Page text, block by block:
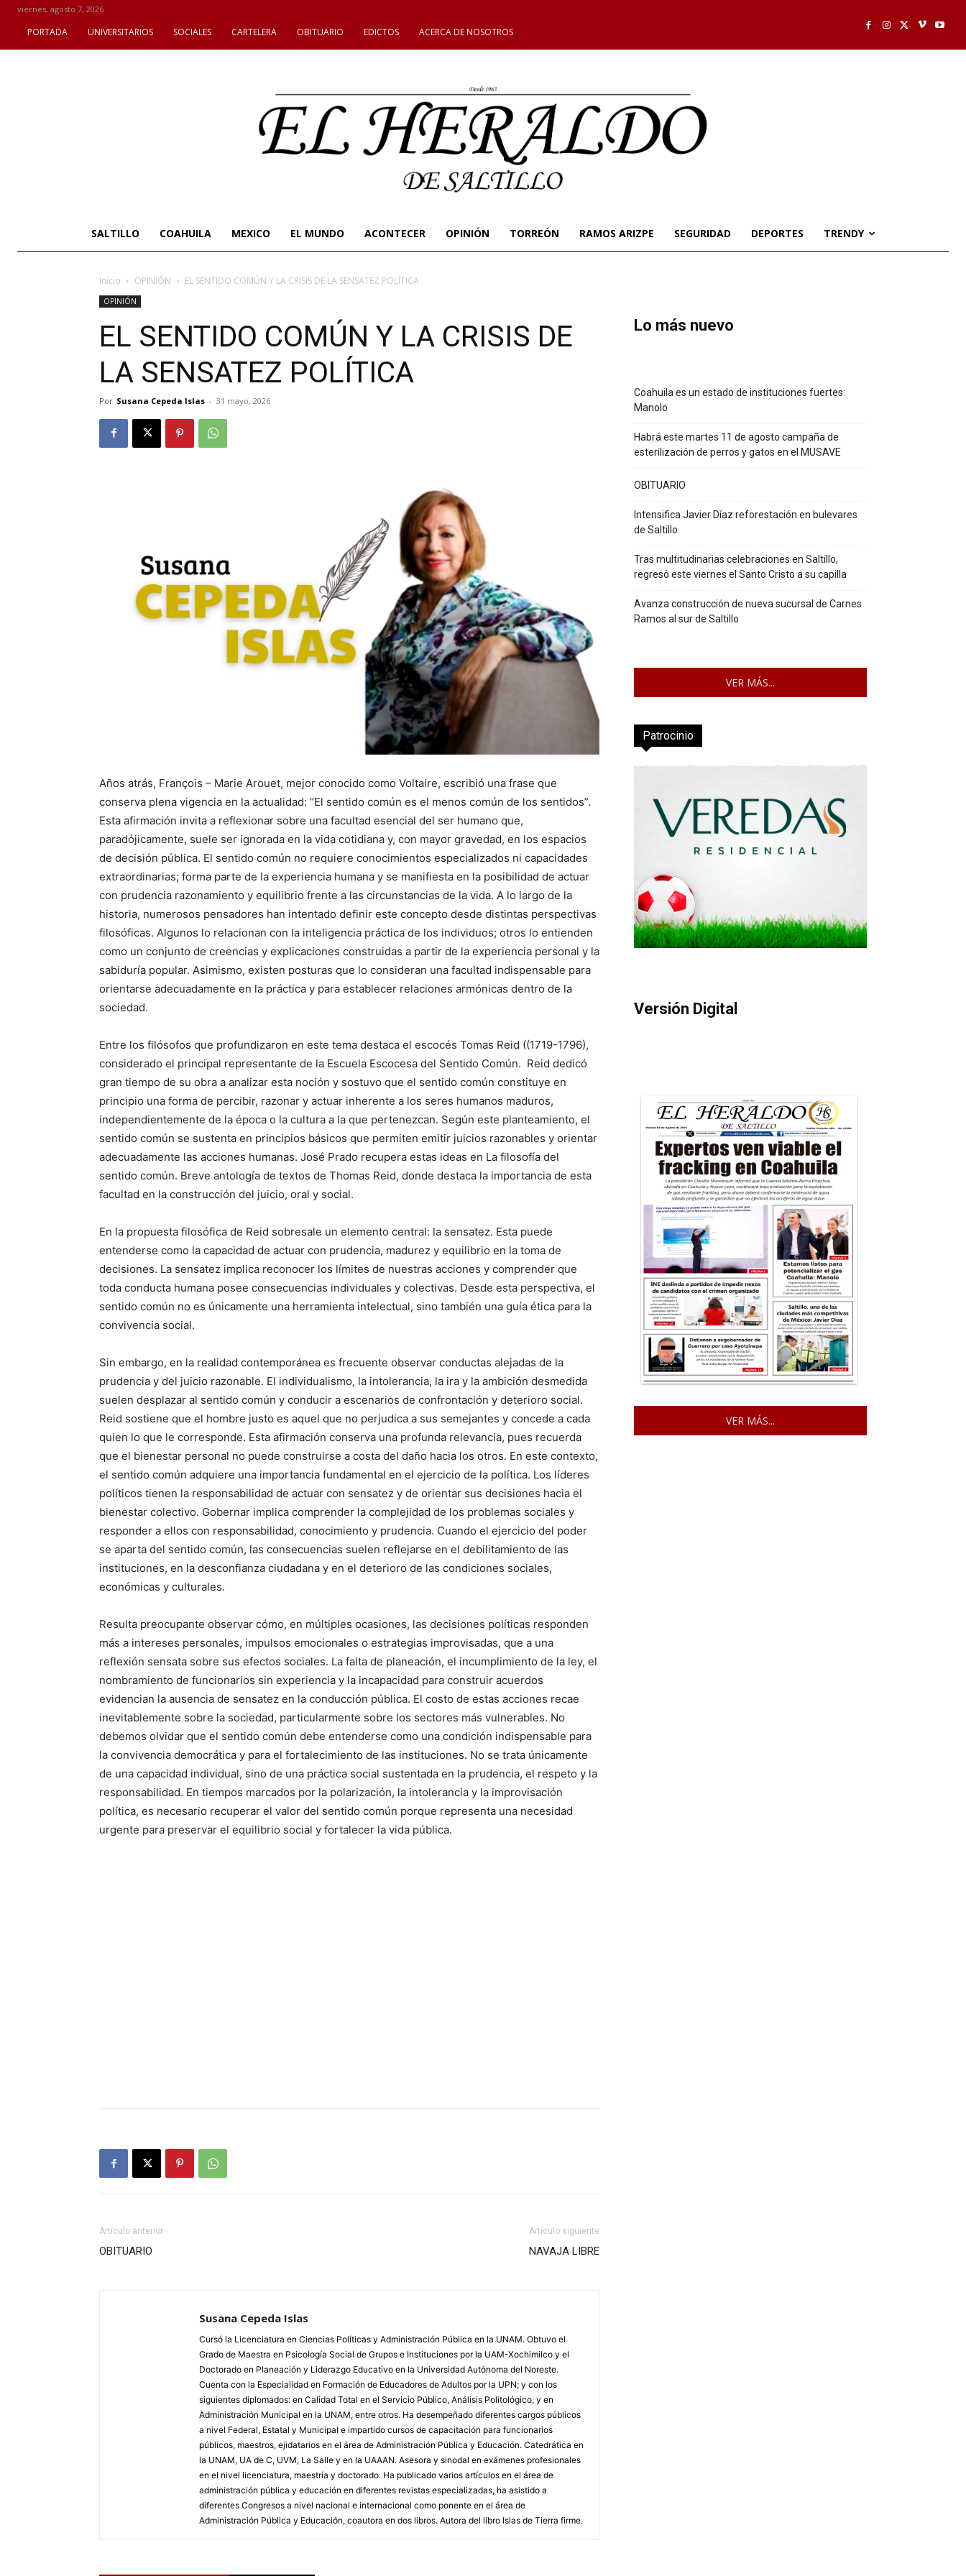
viernes, agosto 7, 2026
PORTADA UNIVERSITARIOS SOCIALES CARTELERA OBITUARIO EDICTOS ACERCA DE NOSOTROS
SALTILLO COAHUILA MEXICO EL MUNDO ACONTECER OPINIÓN TORREÓN RAMOS ARIZPE SEGURIDAD DEPORTES TRENDY
Inicio OPINIÓN EL SENTIDO COMÚN Y LA CRISIS DE LA SENSATEZ POLÍTICA
OPINIÓN
EL SENTIDO COMÚN Y LA CRISIS DE
LA SENSATEZ POLÍTICA
Por Susana Cepeda Islas - 31 mayo, 2026
Años atrás, François – Marie Arouet, mejor conocido como Voltaire, escribió una frase que
conserva plena vigencia en la actualidad: “El sentido común es el menos común de los sentidos”.
Esta afirmación invita a reflexionar sobre una facultad esencial del ser humano que,
paradójicamente, suele ser ignorada en la vida cotidiana y, con mayor gravedad, en los espacios
de decisión pública. El sentido común no requiere conocimientos especializados ni capacidades
extraordinarias; forma parte de la experiencia humana y se manifiesta en la posibilidad de actuar
con prudencia razonamiento y equilibrio frente a las circunstancias de la vida. A lo largo de la
historia, numerosos pensadores han intentado definir este concepto desde distintas perspectivas
filosóficas. Algunos lo relacionan con la inteligencia práctica de los individuos; otros lo entienden
como un conjunto de creencias y explicaciones construidas a partir de la experiencia personal y la
sabiduría popular. Asimismo, existen posturas que lo consideran una facultad indispensable para
orientarse adecuadamente en la práctica y para establecer relaciones armónicas dentro de la
sociedad.
Entre los filósofos que profundizaron en este tema destaca el escocés Tomas Reid ((1719-1796),
considerado el principal representante de la Escuela Escocesa del Sentido Común. Reid dedicó
gran tiempo de su obra a analizar esta noción y sostuvo que el sentido común constituye en
principio una forma de percibir, razonar y actuar inherente a los seres humanos maduros,
independientemente de la época o la cultura a la que pertenezcan. Según este planteamiento, el
sentido común se sustenta en principios básicos que permiten emitir juicios razonables y orientar
adecuadamente las acciones humanas. José Prado recupera estas ideas en La filosofía del
sentido común. Breve antología de textos de Thomas Reid, donde destaca la importancia de esta
facultad en la construcción del juicio, oral y social.
En la propuesta filosófica de Reid sobresale un elemento central: la sensatez. Esta puede
entenderse como la capacidad de actuar con prudencia, madurez y equilibrio en la toma de
decisiones. La sensatez implica reconocer los límites de nuestras acciones y comprender que
toda conducta humana posee consecuencias individuales y colectivas. Desde esta perspectiva, el
sentido común no es únicamente una herramienta intelectual, sino también una guía ética para la
convivencia social.
Sin embargo, en la realidad contemporánea es frecuente observar conductas alejadas de la
prudencia y del juicio razonable. El individualismo, la intolerancia, la ira y la ambición desmedida
suelen desplazar al sentido común y conducir a escenarios de confrontación y deterioro social.
Reid sostiene que el hombre justo es aquel que no perjudica a sus semejantes y concede a cada
quien lo que le corresponde. Esta afirmación conserva una profunda relevancia, pues recuerda
que el bienestar personal no puede construirse a costa del daño hacia los otros. En este contexto,
el sentido común adquiere una importancia fundamental en el ejercicio de la política. Los líderes
políticos tienen la responsabilidad de actuar con sensatez y de orientar sus decisiones hacia el
bienestar colectivo. Gobernar implica comprender la complejidad de los problemas sociales y
responder a ellos con responsabilidad, conocimiento y prudencia. Cuando el ejercicio del poder
se aparta del sentido común, las consecuencias suelen reflejarse en el debilitamiento de las
instituciones, en la desconfianza ciudadana y en el deterioro de las condiciones sociales,
económicas y culturales.
Resulta preocupante observar cómo, en múltiples ocasiones, las decisiones políticas responden
más a intereses personales, impulsos emocionales o estrategias improvisadas, que a una
reflexión sensata sobre sus efectos sociales. La falta de planeación, el incumplimiento de la ley, el
nombramiento de funcionarios sin experiencia y la incapacidad para construir acuerdos
evidencian la ausencia de sensatez en la conducción pública. El costo de estas acciones recae
inevitablemente sobre la sociedad, particularmente sobre los sectores más vulnerables. No
debemos olvidar que el sentido común debe entenderse como una condición indispensable para
la convivencia democrática y para el fortalecimiento de las instituciones. No se trata únicamente
de una capacidad individual, sino de una práctica social sustentada en la prudencia, el respeto y la
responsabilidad. En tiempos marcados por la polarización, la intolerancia y la improvisación
política, es necesario recuperar el valor del sentido común porque representa una necesidad
urgente para preservar el equilibrio social y fortalecer la vida pública.
Artículo anterior
OBITUARIO
Artículo siguiente
NAVAJA LIBRE
Susana Cepeda Islas
Cursó la Licenciatura en Ciencias Políticas y Administración Pública en la UNAM. Obtuvo el
Grado de Maestra en Psicología Social de Grupos e Instituciones por la UAM-Xochimilco y el
Doctorado en Planeación y Liderazgo Educativo en la Universidad Autónoma del Noreste.
Cuenta con la Especialidad en Formación de Educadores de Adultos por la UPN; y con los
siguientes diplomados: en Calidad Total en el Servicio Público, Análisis Politológico, y en
Administración Municipal en la UNAM, entre otros. Ha desempeñado diferentes cargos públicos
a nivel Federal, Estatal y Municipal e impartido cursos de capacitación para funcionarios
públicos, maestros, ejidatarios en el área de Administración Pública y Educación. Catedrática en
la UNAM, UA de C, UVM, La Salle y en la UAAAN. Asesora y sinodal en exámenes profesionales
en el nivel licenciatura, maestría y doctorado. Ha publicado varios artículos en el área de
administración pública y educación en diferentes revistas especializadas, ha asistido a
diferentes Congresos a nivel nacional e internacional como ponente en el área de
Administración Pública y Educación, coautora en dos libros. Autora del libro Islas de Tierra firme.
Lo más nuevo
Coahuila es un estado de instituciones fuertes:
Manolo
Habrá este martes 11 de agosto campaña de
esterilización de perros y gatos en el MUSAVE
OBITUARIO
Intensifica Javier Díaz reforestación en bulevares
de Saltillo
Tras multitudinarias celebraciones en Saltillo,
regresó este viernes el Santo Cristo a su capilla
Avanza construcción de nueva sucursal de Carnes
Ramos al sur de Saltillo
VER MÁS...
Patrocinio
Versión Digital
VER MÁS...